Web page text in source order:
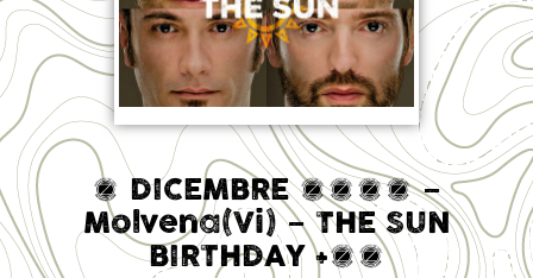
3 DICEMBRE 2016 –
Molvena(Vi) – THE SUN
BIRTHDAY +19